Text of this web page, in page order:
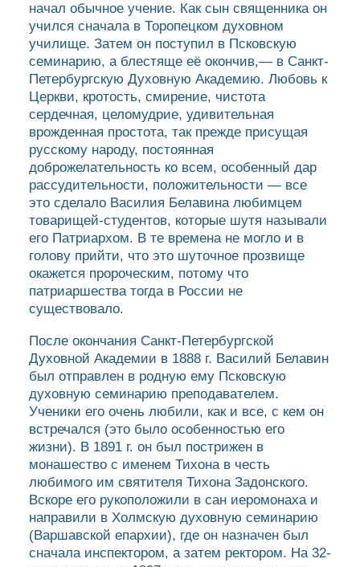
начал обычное учение. Как сын священника он
учился сначала в Торопецком духовном
училище. Затем он поступил в Псковскую
семинарию, а блестяще её окончив,— в Санкт-
Петербургскую Духовную Академию. Любовь к
Церкви, кротость, смирение, чистота
сердечная, целомудрие, удивительная
врожденная простота, так прежде присущая
русскому народу, постоянная
доброжелательность ко всем, особенный дар
рассудительности, положительности — все
это сделало Василия Белавина любимцем
товарищей-студентов, которые шутя называли
его Патриархом. В те времена не могло и в
голову прийти, что это шуточное прозвище
окажется пророческим, потому что
патриаршества тогда в России не
существовало.
После окончания Санкт-Петербургской
Духовной Академии в 1888 г. Василий Белавин
был отправлен в родную ему Псковскую
духовную семинарию преподавателем.
Ученики его очень любили, как и все, с кем он
встречался (это было особенностью его
жизни). В 1891 г. он был пострижен в
монашество с именем Тихона в честь
любимого им святителя Тихона Задонского.
Вскоре его рукоположили в сан иеромонаха и
направили в Холмскую духовную семинарию
(Варшавской епархии), где он назначен был
сначала инспектором, а затем ректором. На 32-